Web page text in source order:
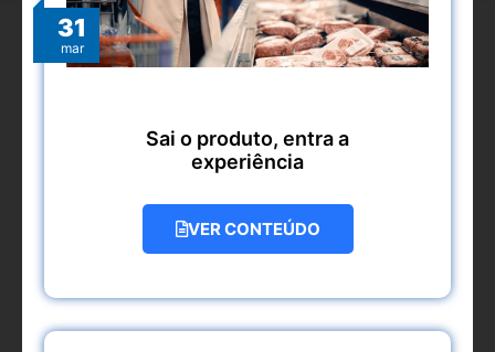
31
mar
Sai o produto, entra a
experiência
VER CONTEÚDO